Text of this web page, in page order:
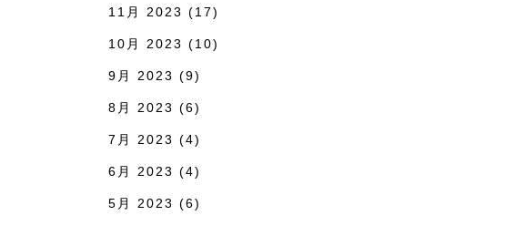
11月 2023 (17)
10月 2023 (10)
9月 2023 (9)
8月 2023 (6)
7月 2023 (4)
6月 2023 (4)
5月 2023 (6)